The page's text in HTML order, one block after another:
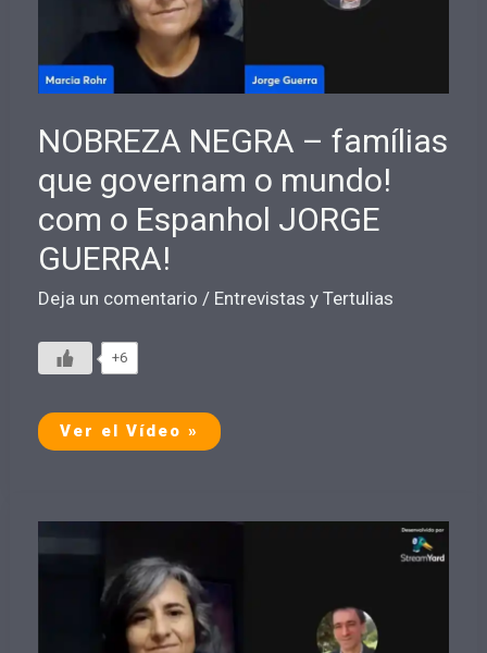
NOBREZA NEGRA – famílias
que governam o mundo!
com o Espanhol JORGE
GUERRA!
Deja un comentario / Entrevistas y Tertulias
+6
NOBREZA
NEGRA
o
com
Espanhol
JORGE
GUERRA!
Ver el Vídeo »